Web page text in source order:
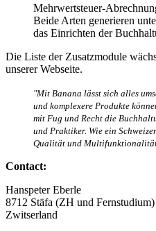
Mehrwertsteuer-
Beide Arten generieren
das Einrichten der
Die Liste der Zusatzmodule
unserer Webseite.
"Mit Banana lässt sich alles
und komplexere Produkte
mit Fug und Recht die
und Praktiker. Wie ein
Qualität und
Contact:
Hanspeter Eberle
8712 Stäfa (ZH und Fernstudium)
Zwitserland